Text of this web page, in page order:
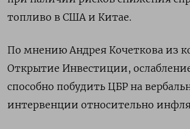
топливо в США и Китае.
По мнению Андрея Кочеткова из
Открытие Инвестиции,
способно побудить ЦБР на
интервенции относительно